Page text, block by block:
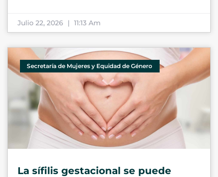
Julio 22, 2026 11:13 Am
Secretaría de Mujeres y Equidad de Género
La sífilis gestacional se puede